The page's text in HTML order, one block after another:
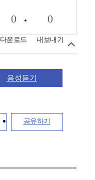
0
다운로드
0
내보내기
음성듣기
공유하기